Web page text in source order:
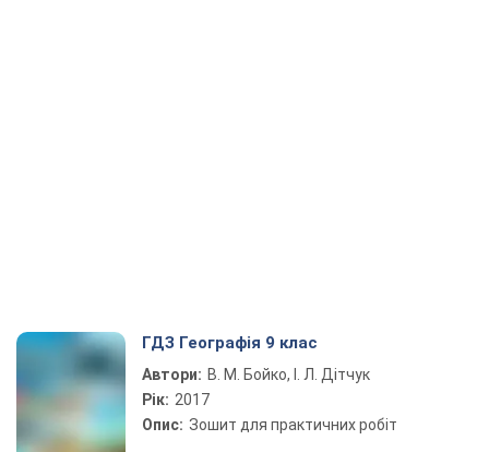
ГДЗ Географія 9 клас
Автори: В. М. Бойко, І. Л. Дітчук
Рік: 2017
Опис: Зошит для практичних робіт